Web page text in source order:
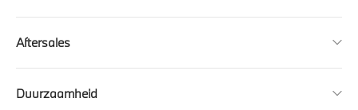
Aftersales
Duurzaamheid